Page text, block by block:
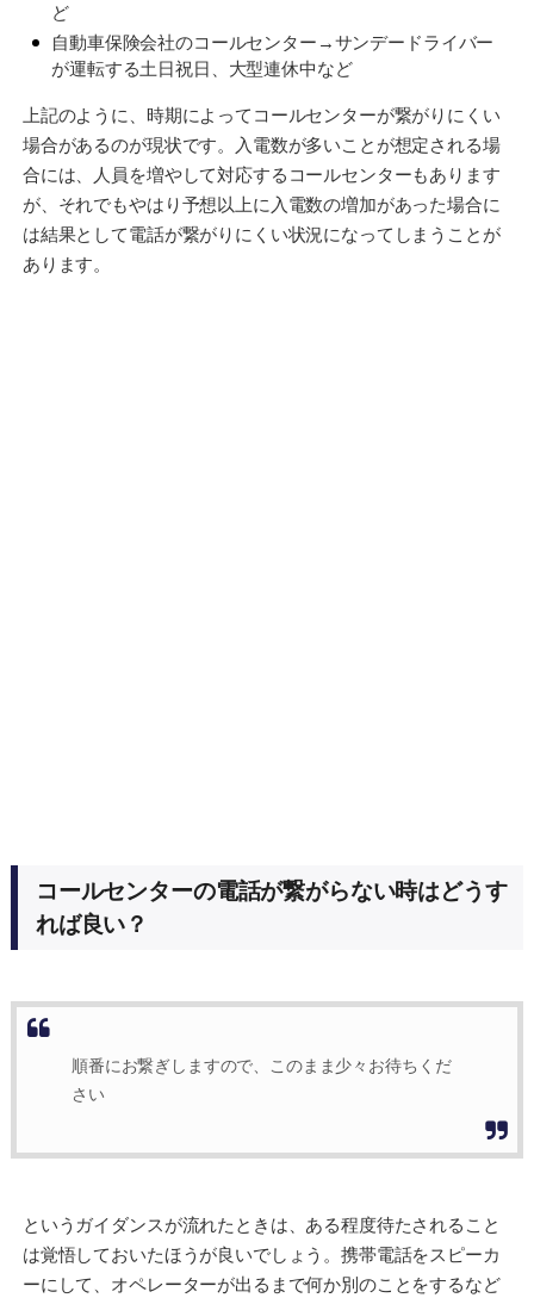
ど
自動車保険会社のコールセンター→サンデードライバー
が運転する土日祝日、大型連休中など
上記のように、時期によってコールセンターが繋がりにくい
場合があるのが現状です。入電数が多いことが想定される場
合には、人員を増やして対応するコールセンターもあります
が、それでもやはり予想以上に入電数の増加があった場合に
は結果として電話が繋がりにくい状況になってしまうことが
あります。
コールセンターの電話が繋がらない時はどうす
れば良い？
順番にお繋ぎしますので、このまま少々お待ちくだ
さい
というガイダンスが流れたときは、ある程度待たされること
は覚悟しておいたほうが良いでしょう。携帯電話をスピーカ
ーにして、オペレーターが出るまで何か別のことをするなど